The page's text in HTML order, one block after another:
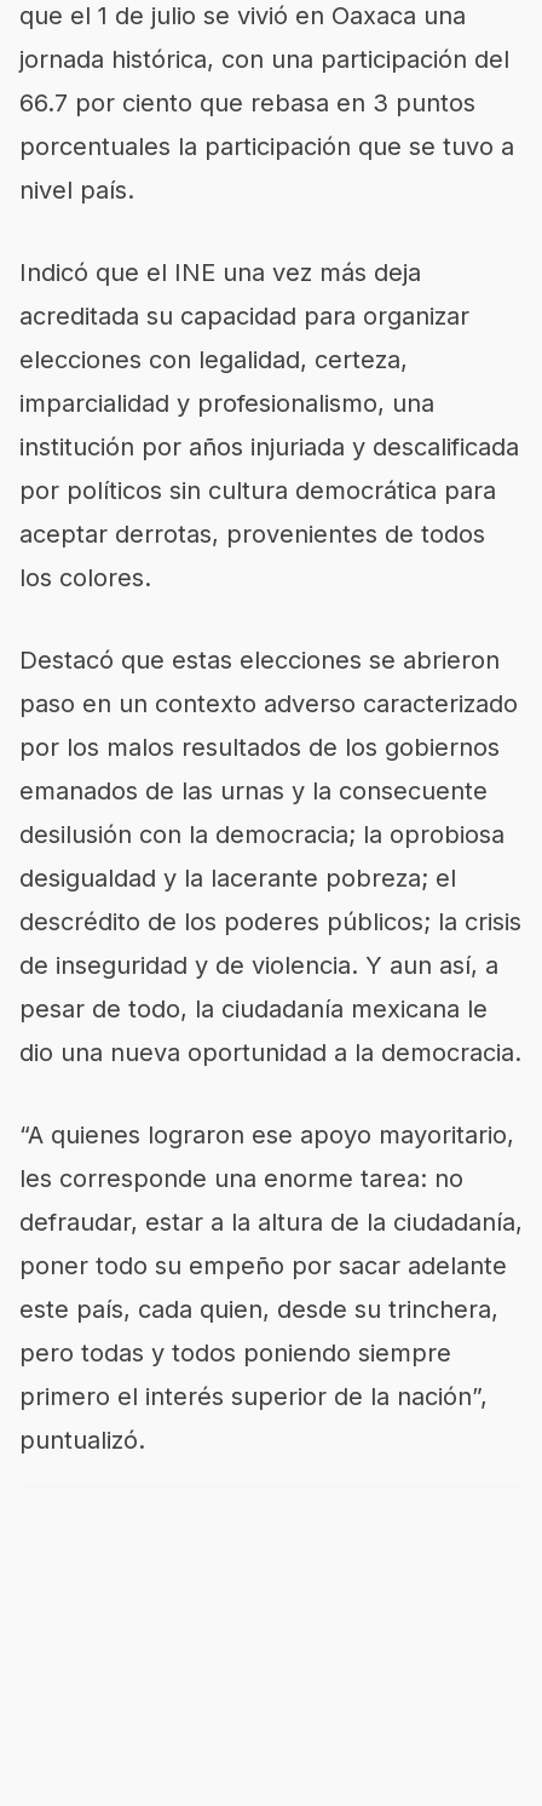
que el 1 de julio se vivió en Oaxaca una
jornada histórica, con una participación del
66.7 por ciento que rebasa en 3 puntos
porcentuales la participación que se tuvo a
nivel país.
Indicó que el INE una vez más deja
acreditada su capacidad para organizar
elecciones con legalidad, certeza,
imparcialidad y profesionalismo, una
institución por años injuriada y descalificada
por políticos sin cultura democrática para
aceptar derrotas, provenientes de todos
los colores.
Destacó que estas elecciones se abrieron
paso en un contexto adverso caracterizado
por los malos resultados de los gobiernos
emanados de las urnas y la consecuente
desilusión con la democracia; la oprobiosa
desigualdad y la lacerante pobreza; el
descrédito de los poderes públicos; la crisis
de inseguridad y de violencia. Y aun así, a
pesar de todo, la ciudadanía mexicana le
dio una nueva oportunidad a la democracia.
“A quienes lograron ese apoyo mayoritario,
les corresponde una enorme tarea: no
defraudar, estar a la altura de la ciudadanía,
poner todo su empeño por sacar adelante
este país, cada quien, desde su trinchera,
pero todas y todos poniendo siempre
primero el interés superior de la nación”,
puntualizó.